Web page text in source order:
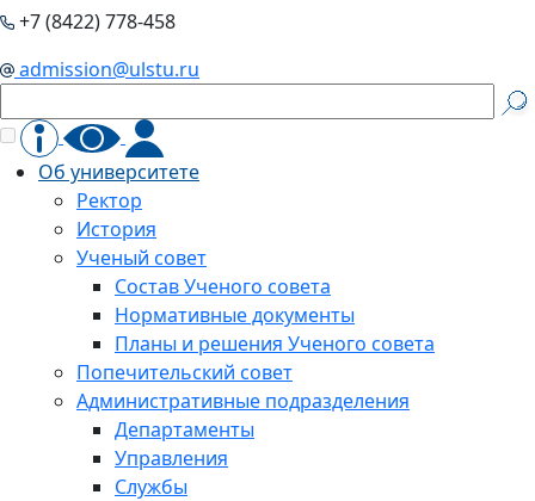
+7 (8422) 778-458
admission@ulstu.ru
Об университете
Ректор
История
Ученый совет
Состав Ученого совета
Нормативные документы
Планы и решения Ученого совета
Попечительский совет
Административные подразделения
Департаменты
Управления
Службы